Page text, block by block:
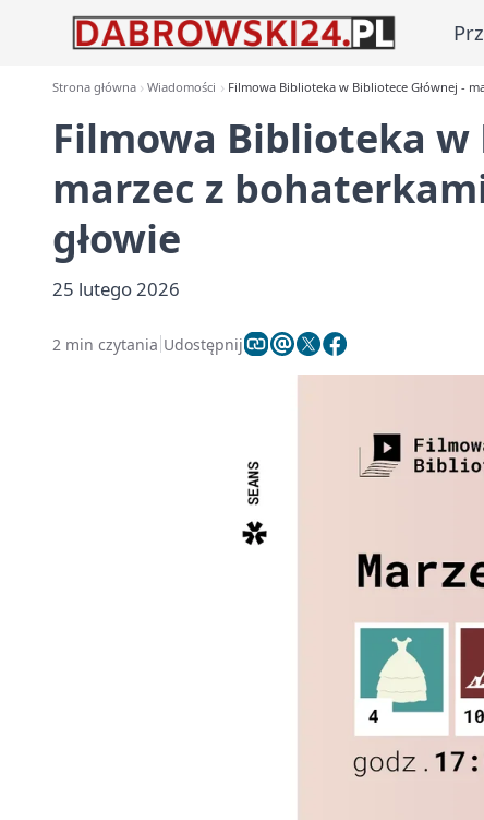
Strona główna Wiadomości Filmowa Biblioteka w Bibliotece Głównej -
Filmowa Biblioteka w
marzec z
głowie
25 lutego 2026
2 min czytania Udostępnij